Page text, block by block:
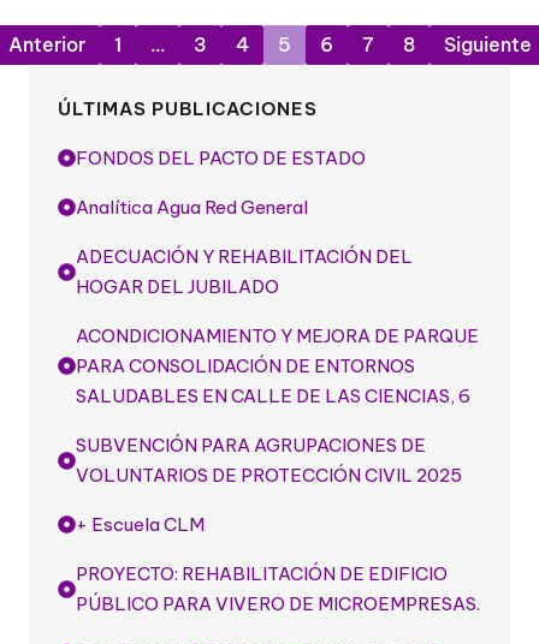
Anterior 1 … 3 4 5 6 7 8 Siguiente
ÚLTIMAS PUBLICACIONES
FONDOS DEL PACTO DE ESTADO
Analítica Agua Red General
ADECUACIÓN Y REHABILITACIÓN DEL
HOGAR DEL JUBILADO
ACONDICIONAMIENTO Y MEJORA DE PARQUE
PARA CONSOLIDACIÓN DE ENTORNOS
SALUDABLES EN CALLE DE LAS CIENCIAS, 6
SUBVENCIÓN PARA AGRUPACIONES DE
VOLUNTARIOS DE PROTECCIÓN CIVIL 2025
+ Escuela CLM
PROYECTO: REHABILITACIÓN DE EDIFICIO
PÚBLICO PARA VIVERO DE MICROEMPRESAS.